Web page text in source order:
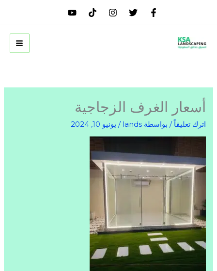
أسعار الغرف الزجاجية
اترك تعليقاً / بواسطة lands
/ يونيو 10, 2024